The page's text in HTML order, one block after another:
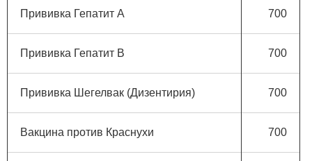
Прививка Гепатит А 700
Прививка Гепатит B 700
Прививка Шегелвак (Дизентирия) 700
Вакцина против Краснухи 700